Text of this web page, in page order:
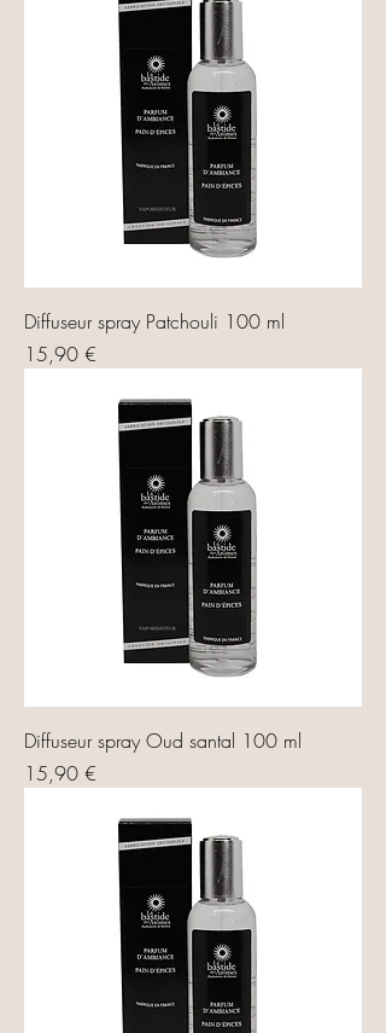
Diffuseur spray Patchouli 100 ml
Prix
15,90 €
Diffuseur spray Oud santal 100 ml
Prix
15,90 €